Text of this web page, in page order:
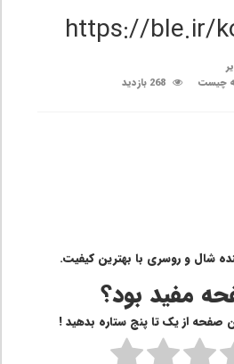
https://ble.ir/
چیست
268 بازدید
شال و روسری با بهترین کیفیت.
مفید بود؟
صفحه از یک تا پنج ستاره بدهید !